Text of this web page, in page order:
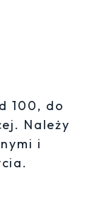
100, do
Należy
i